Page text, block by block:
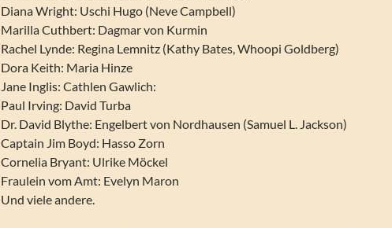
Diana Wright: Uschi Hugo (Neve Campbell)
Marilla Cuthbert: Dagmar von Kurmin
Rachel Lynde: Regina Lemnitz (Kathy Bates, Whoopi Goldberg)
Dora Keith: Maria Hinze
Jane Inglis: Cathlen Gawlich:
Paul Irving: David Turba
Dr. David Blythe: Engelbert von Nordhausen (Samuel L. Jackson)
Captain Jim Boyd: Hasso Zorn
Cornelia Bryant: Ulrike Möckel
Fraulein vom Amt: Evelyn Maron
Und viele andere.